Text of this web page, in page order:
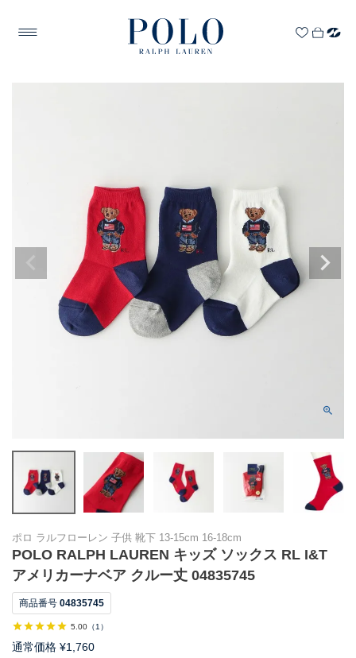
ポロ ラルフローレン 子供 靴下 13-15cm 16-18cm
POLO RALPH LAUREN キッズ ソックス RL I&T
アメリカーナベア クルー丈 04835745
商品番号 04835745
5.00 （1 ）
通常価格 ¥1,760